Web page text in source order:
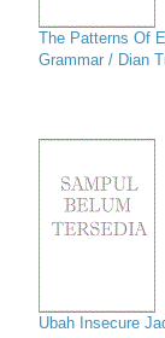
The Patterns Of
Grammar / Dian
Ubah Insecure